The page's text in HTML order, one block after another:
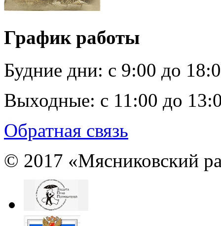
График работы
Будние дни: c 9:00 до
Выходные: с 11:00 до
Обратная связь
© 2017 «Мясниковский